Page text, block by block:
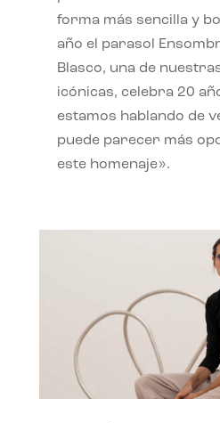
forma más sencilla y
año el parasol
Blasco, una de
icónicas, celebra 20
estamos hablando de
puede parecer más
este homenaje».